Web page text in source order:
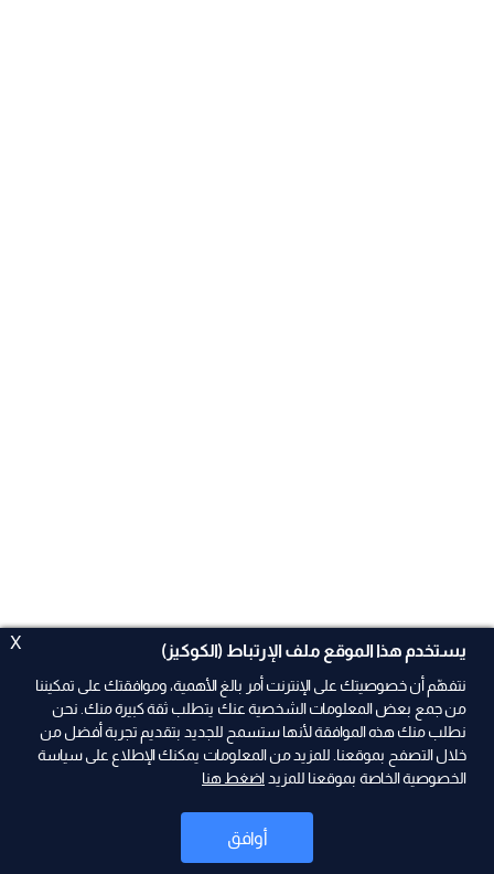
X يستخدم هذا الموقع ملف الإرتباط (الكوكيز)
نتفهّم أن خصوصيتك على الإنترنت أمر بالغ الأهمية، وموافقتك على تمكيننا
من جمع بعض المعلومات الشخصية عنك يتطلب ثقة كبيرة منك. نحن
نطلب منك هذه الموافقة لأنها ستسمح للجديد بتقديم تجربة أفضل من
خلال التصفح بموقعنا. للمزيد من المعلومات يمكنك الإطلاع على سياسة
الخصوصية الخاصة بموقعنا للمزيد اضغط هنا
أوافق
ad